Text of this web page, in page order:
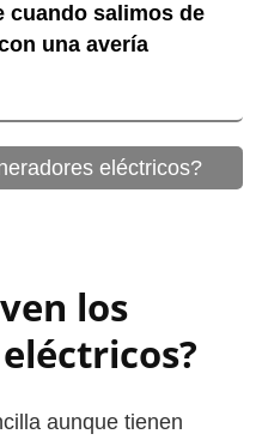
cuando salimos de
una avería
eléctricos?
los
aunque tienen